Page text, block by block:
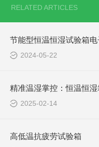
RELATED ARTICLES
2024-05-22
2025-02-14
高低温抗疲劳试验箱